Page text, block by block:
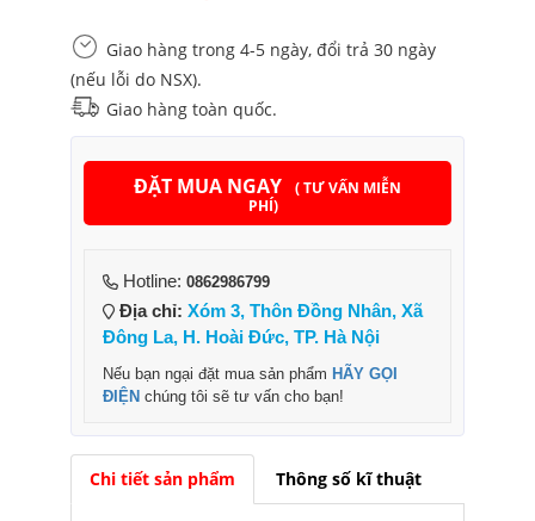
Giao hàng trong 4-5 ngày, đổi trả 30 ngày
(nếu lỗi do NSX).
Giao hàng toàn quốc.
ĐẶT MUA NGAY
( TƯ VẤN MIỄN
PHÍ)
Hotline: 0862986799
Địa chỉ: Xóm 3, Thôn Đồng Nhân, Xã
Đông La, H. Hoài Đức, TP. Hà Nội
Nếu bạn ngại đặt mua sản phẩm HÃY GỌI
ĐIỆN chúng tôi sẽ tư vấn cho bạn!
Chi tiết sản phẩm Thông số kĩ thuật